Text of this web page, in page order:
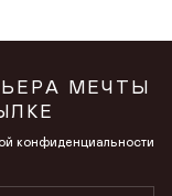
МЕЧТЫ
конфиденциальности